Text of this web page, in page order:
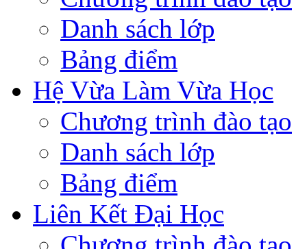
Danh sách lớp
Bảng điểm
Hệ Vừa Làm Vừa Học
Chương trình đào tạo
Danh sách lớp
Bảng điểm
Liên Kết Đại Học